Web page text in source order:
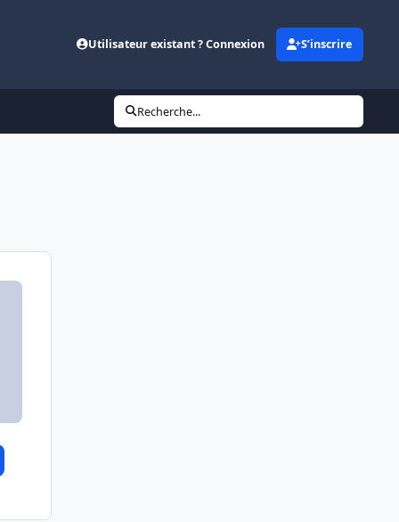
Utilisateur existant ? Connexion S’inscrire
Recherche...